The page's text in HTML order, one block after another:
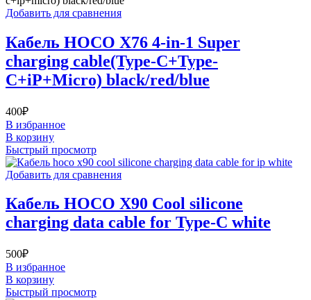
Добавить для сравнения
Кабель HOCO X76 4-in-1 Super
charging cable(Type-C+Type-
C+iP+Micro) black/red/blue
400₽
В избранное
В корзину
Быстрый просмотр
Добавить для сравнения
Кабель HOCO X90 Cool silicone
charging data cable for Type-C white
500₽
В избранное
В корзину
Быстрый просмотр